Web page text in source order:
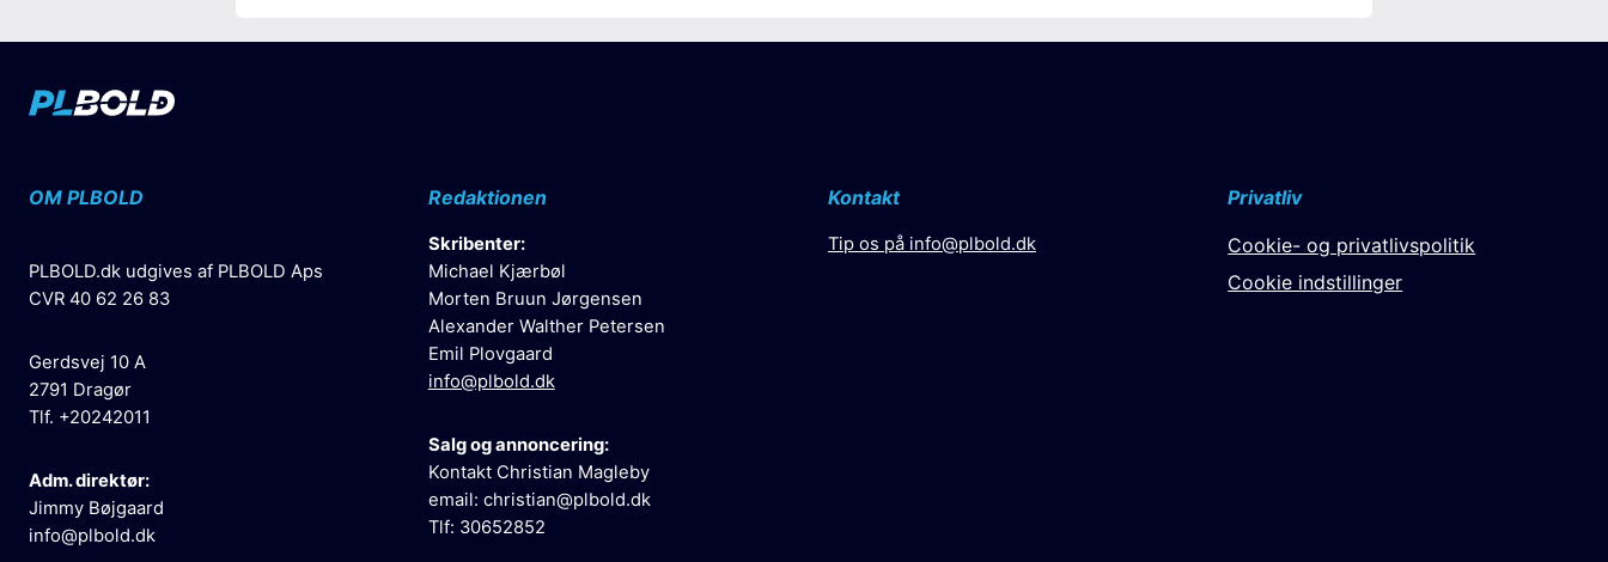
OM PLBOLD
PLBOLD.dk udgives af PLBOLD Aps
CVR 40 62 26 83
Gerdsvej 10 A
2791 Dragør
Tlf. +20242011
Adm. direktør:
Jimmy Bøjgaard
info@plbold.dk
Redaktionen
Skribenter:
Michael Kjærbøl
Morten Bruun Jørgensen
Alexander Walther Petersen
Emil Plovgaard
info@plbold.dk
Salg og annoncering:
Kontakt Christian Magleby
email: christian@plbold.dk
Tlf: 30652852
Kontakt
Tip os på info@plbold.dk
Privatliv
Cookie- og privatlivspolitik
Cookie indstillinger